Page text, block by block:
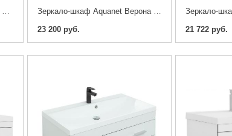
Мебель Акванет Верона NEW 90 напольная 1 ящик 2 дверцы (тумба с раковиной)
Зеркало-шкаф Aquanet Верона 90 белый
23 200 руб.
21 722 руб.